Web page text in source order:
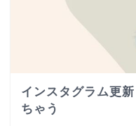
インスタグラム更
ちゃう